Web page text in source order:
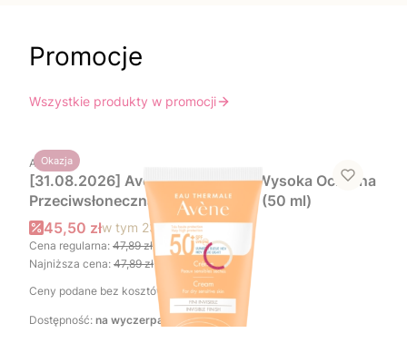
Promocje
Wszystkie produkty w promocji
Okazja
PRODUCENT
AVENE
[31.08.2026] Avène Sun Bardzo Wysoka Ochrona
Przeciwsłoneczna Krem SPF 50+ (50 ml)
Cena promocyjna brutto
45,50 złw tym 23%VAT
Cena regularna: 47,89 zł-5%
Najniższa cena: 47,89 zł-5%
Ceny podane bez kosztów dostawy.
Dostępność: na wyczerpaniu